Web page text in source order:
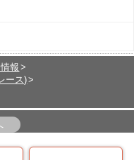
報
ース)